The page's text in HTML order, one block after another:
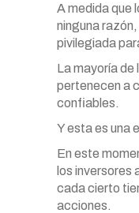
A medida que
ninguna
pivilegiada
La mayoría de
pertenecen a
confiables.
Y esta es una
En este
los inversores
cada cierto
acciones.